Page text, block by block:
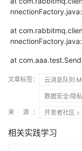
at
at
文章标签： 云消息队列
数据安全/隐
来 源：
开发者社区 >
相关实践学习